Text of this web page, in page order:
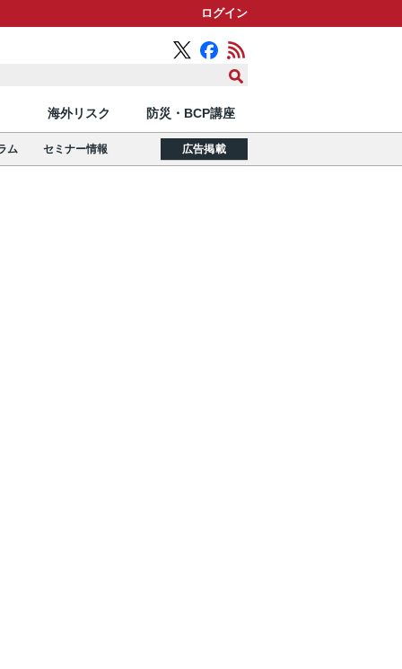
ログイン
海外リスク 防災・BCP講座
ム セミナー情報 広告掲載